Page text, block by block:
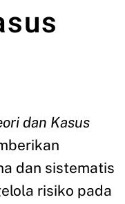
dan Kasus
dan sistematis
risiko pada